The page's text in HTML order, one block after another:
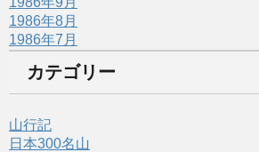
1986年8月
1986年7月
カテゴリー
山行記
日本300名山